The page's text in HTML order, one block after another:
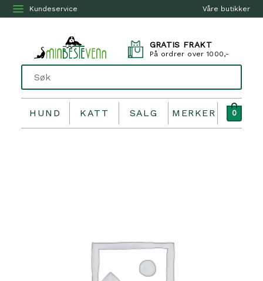
Våre butikker
Kundeservice
GRATIS FRAKT
På ordrer over 1000,-
HUND KATT SALG MERKER 0